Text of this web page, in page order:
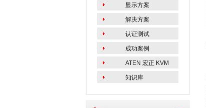
显示方案
解决方案
认证测试
成功案例
ATEN 宏正 KVM
知识库